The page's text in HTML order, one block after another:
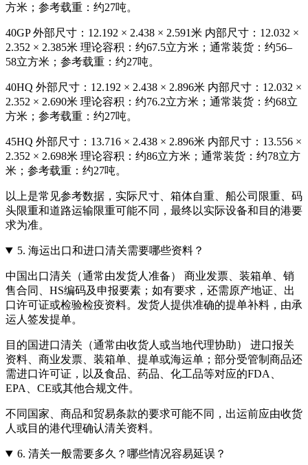
方米；参考载重：约27吨。
40GP 外部尺寸：12.192 × 2.438 × 2.591米 内部尺寸：12.032 ×
2.352 × 2.385米 理论容积：约67.5立方米；通常装货：约56–
58立方米；参考载重：约27吨。
40HQ 外部尺寸：12.192 × 2.438 × 2.896米 内部尺寸：12.032 ×
2.352 × 2.690米 理论容积：约76.2立方米；通常装货：约68立
方米；参考载重：约27吨。
45HQ 外部尺寸：13.716 × 2.438 × 2.896米 内部尺寸：13.556 ×
2.352 × 2.698米 理论容积：约86立方米；通常装货：约78立方
米；参考载重：约27吨。
以上是常见参考数据，实际尺寸、箱体自重、船公司限重、码
头限重和道路运输限重可能不同，最终以实际设备和目的港要
求为准。
5. 海运出口和进口清关需要哪些资料？
中国出口清关（通常由发货人准备） 商业发票、装箱单、销
售合同、HS编码及申报要素；如有要求，还需原产地证、出
口许可证或检验检疫资料。发货人提供准确的提单补料，由承
运人签发提单。
目的国进口清关（通常由收货人或当地代理协助） 进口报关
资料、商业发票、装箱单、提单或海运单；部分受管制商品还
需进口许可证，以及食品、药品、化工品等对应的FDA、
EPA、CE或其他合规文件。
不同国家、商品和贸易条款的要求可能不同，出运前应由收货
人或目的港代理确认清关资料。
6. 清关一般需要多久？哪些情况容易延误？